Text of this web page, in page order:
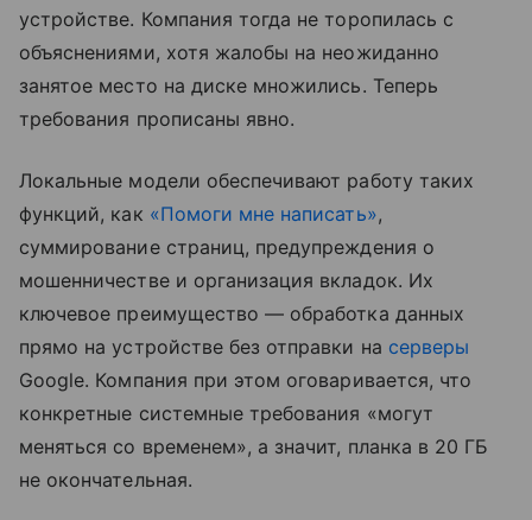
устройстве. Компания тогда не торопилась с
объяснениями, хотя жалобы на неожиданно
занятое место на диске множились. Теперь
требования прописаны явно.
Локальные модели обеспечивают работу таких
функций, как «Помоги мне написать»,
суммирование страниц, предупреждения о
мошенничестве и организация вкладок. Их
ключевое преимущество — обработка данных
прямо на устройстве без отправки на серверы
Google. Компания при этом оговаривается, что
конкретные системные требования «могут
меняться со временем», а значит, планка в 20 ГБ
не окончательная.